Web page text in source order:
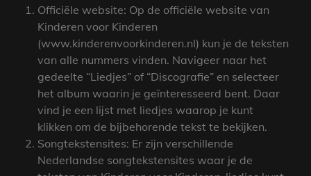
Officiële website: Op de officiële website van
Kinderen voor Kinderen
(www.kinderenvoorkinderen.nl) kun je de teksten
van alle nummers vinden. Navigeer naar het
gedeelte “Liedjes” of “Discografie” en selecteer
het album waarin je geïnteresseerd bent. Daar
vind je een lijst met liedjes waarop je kunt
klikken om de bijbehorende tekst te bekijken.
Songtekstensites: Er zijn verschillende
Nederlandse songtekstensites waar je de